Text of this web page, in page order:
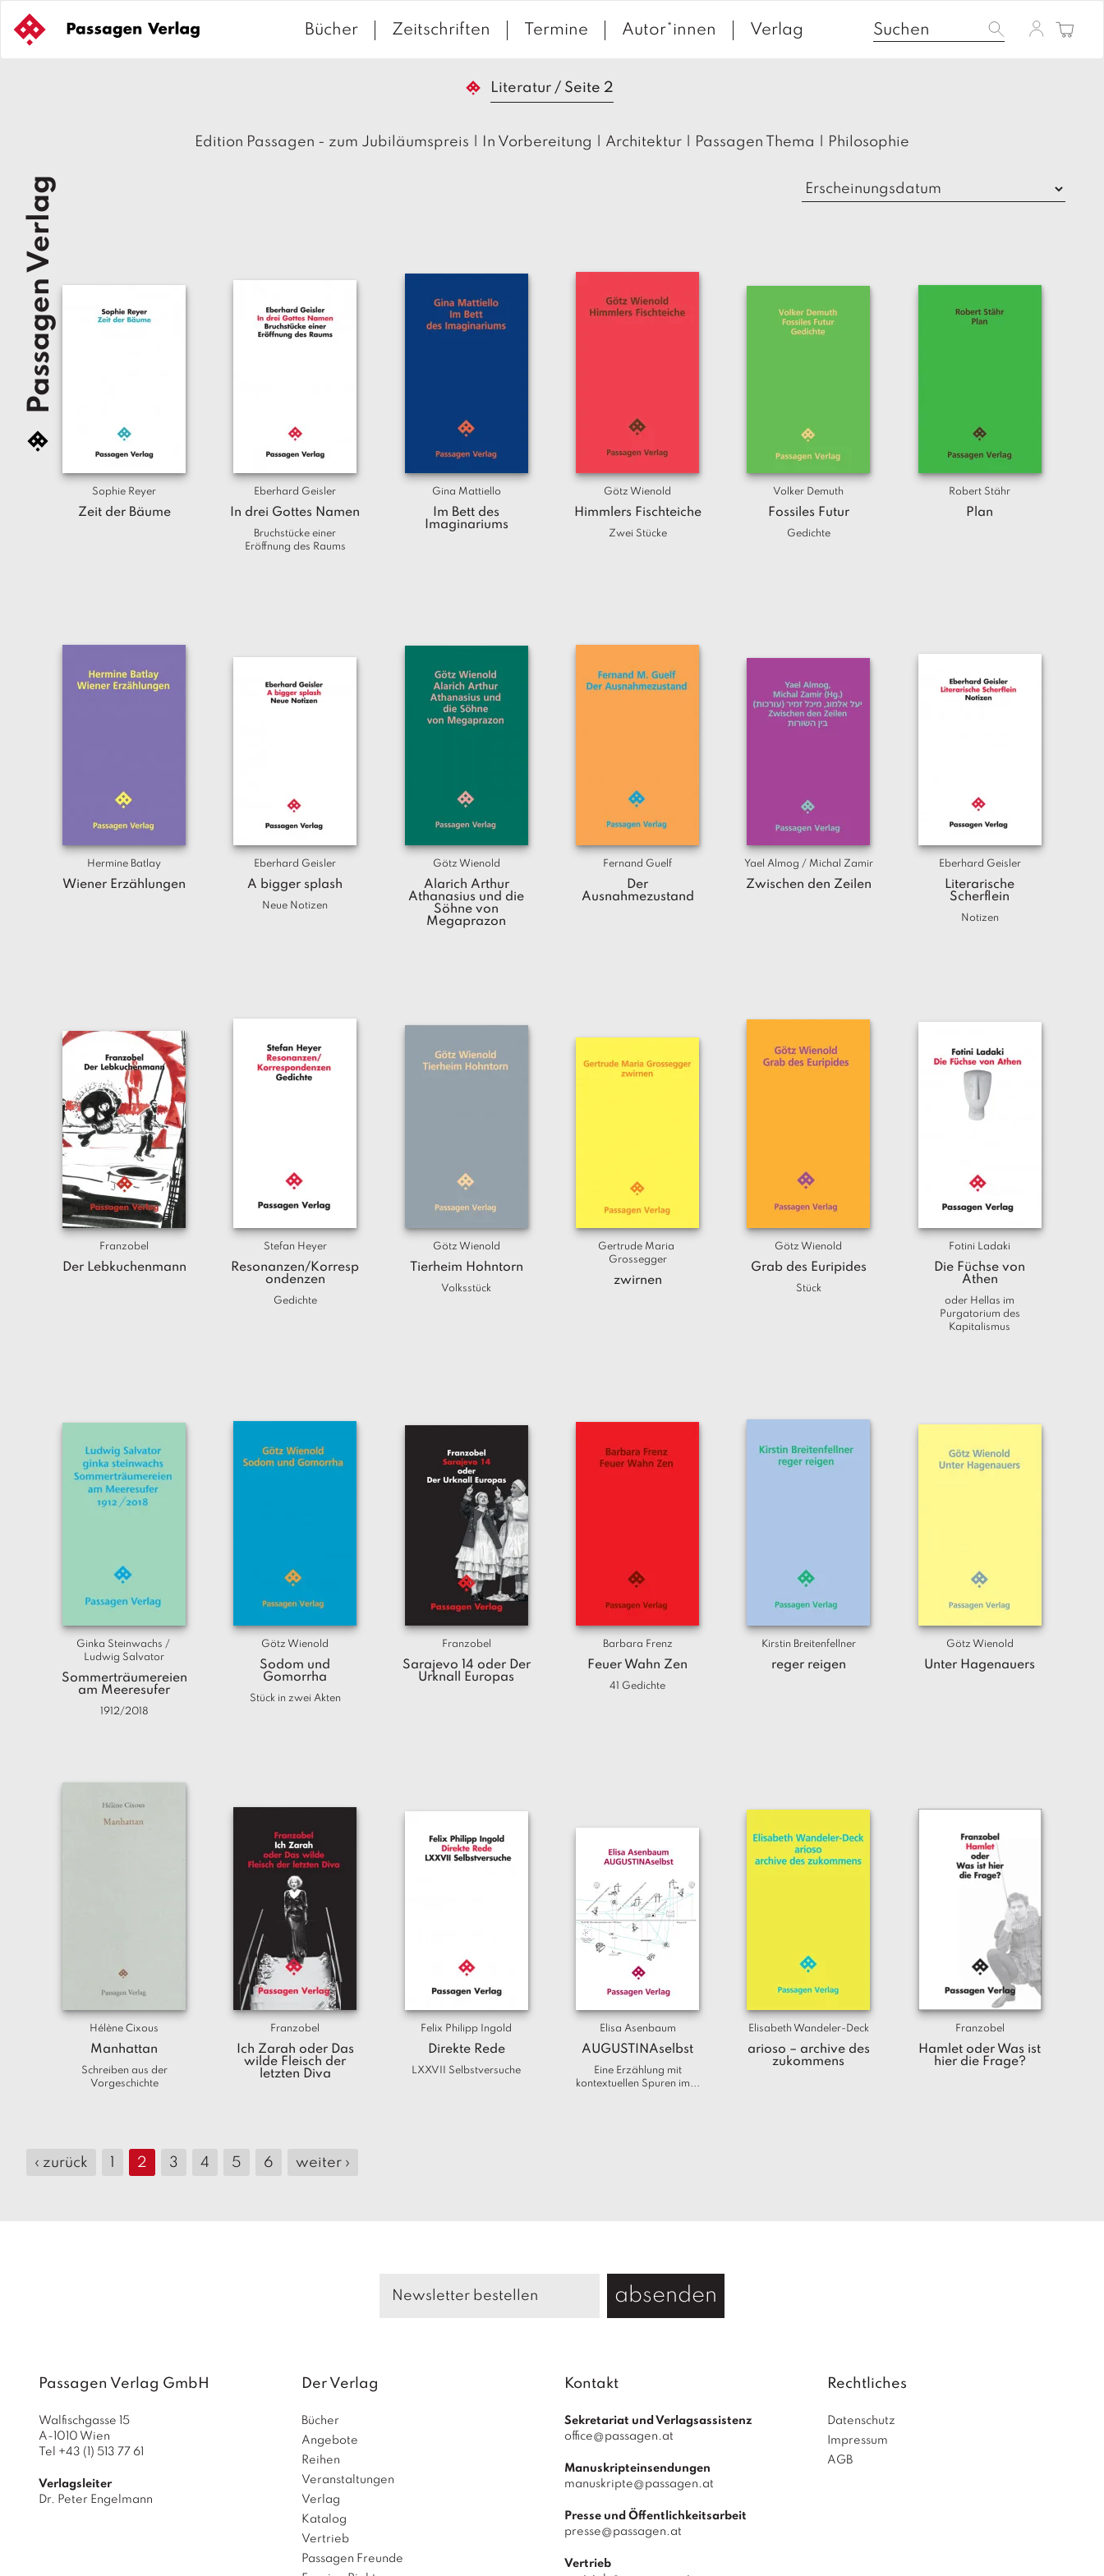
Bücher Zeitschriften Termine Autor*innen Verlag
Passagen Verlag
Literatur / Seite 2
Edition Passagen - zum Jubiläumspreis In Vorbereitung Architektur Passagen Thema Philosophie
Sophie Reyer
Zeit der Bäume
Eberhard Geisler
In drei Gottes Namen
Bruchstücke einer
Eröffnung des Raums
Gina Mattiello
Im Bett des
Imaginariums
Götz Wienold
Himmlers Fischteiche
Zwei Stücke
Volker Demuth
Fossiles Futur
Gedichte
Robert Stähr
Plan
Hermine Batlay
Wiener Erzählungen
Eberhard Geisler
A bigger splash
Neue Notizen
Götz Wienold
Alarich Arthur
Athanasius und die
Söhne von
Megaprazon
Fernand Guelf
Der
Ausnahmezustand
Yael Almog / Michal Zamir
Zwischen den Zeilen
Eberhard Geisler
Literarische
Scherflein
Notizen
Franzobel
Der Lebkuchenmann
Stefan Heyer
Resonanzen/Korresp
ondenzen
Gedichte
Götz Wienold
Tierheim Hohntorn
Volksstück
Gertrude Maria
Grossegger
zwirnen
Götz Wienold
Grab des Euripides
Stück
Fotini Ladaki
Die Füchse von
Athen
oder Hellas im
Purgatorium des
Kapitalismus
Ginka Steinwachs /
Ludwig Salvator
Sommerträumereien
am Meeresufer
1912/2018
Götz Wienold
Sodom und
Gomorrha
Stück in zwei Akten
Franzobel
Sarajevo 14 oder Der
Urknall Europas
Barbara Frenz
Feuer Wahn Zen
41 Gedichte
Kirstin Breitenfellner
reger reigen
Götz Wienold
Unter Hagenauers
Hélène Cixous
Manhattan
Schreiben aus der
Vorgeschichte
Franzobel
Ich Zarah oder Das
wilde Fleisch der
letzten Diva
Felix Philipp Ingold
Direkte Rede
LXXVII Selbstversuche
Elisa Asenbaum
AUGUSTINAselbst
Eine Erzählung mit
kontextuellen Spuren im...
Elisabeth Wandeler-Deck
arioso – archive des
zukommens
Franzobel
Hamlet oder Was ist
hier die Frage?
‹ zurück 2 3 4 5 6 weiter ›
absenden
Passagen Verlag GmbH
Walfischgasse 15
A-1010 Wien
Tel +43 (1) 513 77 61
Verlagsleiter
Dr. Peter Engelmann
Der Verlag
Bücher
Angebote
Reihen
Veranstaltungen
Verlag
Katalog
Vertrieb
Passagen Freunde
Kontakt
Sekretariat und Verlagsassistenz
office@passagen.at
Manuskripteinsendungen
manuskripte@passagen.at
Presse und Öffentlichkeitsarbeit
presse@passagen.at
Vertrieb
Rechtliches
Datenschutz
Impressum
AGB